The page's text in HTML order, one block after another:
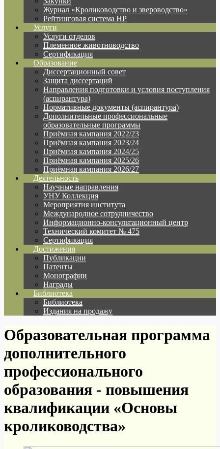
Журнал «Кролиководство и звероводство»
Рейтинговая система НР
Услуги
Услуги отделов
Племенное животноводство
Сертификация
Образование
Диссертационный совет
Защита диссертаций
Направления подготовки и условия поступления
(аспирантура)
Нормативные документы (аспирантура)
Дополнительные профессиональные
образовательные программы
Приёмная кампания 2022/23
Приёмная кампания 2023/24
Приёмная кампания 2024/25
Приёмная кампания 2025/26
Приёмная кампания 2026/27
Деятельность
Научные направления
УНУ Коллекция
Мероприятия института
Международное сотрудничество
Информационно-консультационный центр
Технический комитет № 475
Сертификация
Достижения
Публикации
Патенты
Монографии
Награды
Библиотека
Библиотека
Издания на продажу
Образовательная программа
дополнительного
профессионального
образования - повышения
квалификации «Основы
кролиководства»